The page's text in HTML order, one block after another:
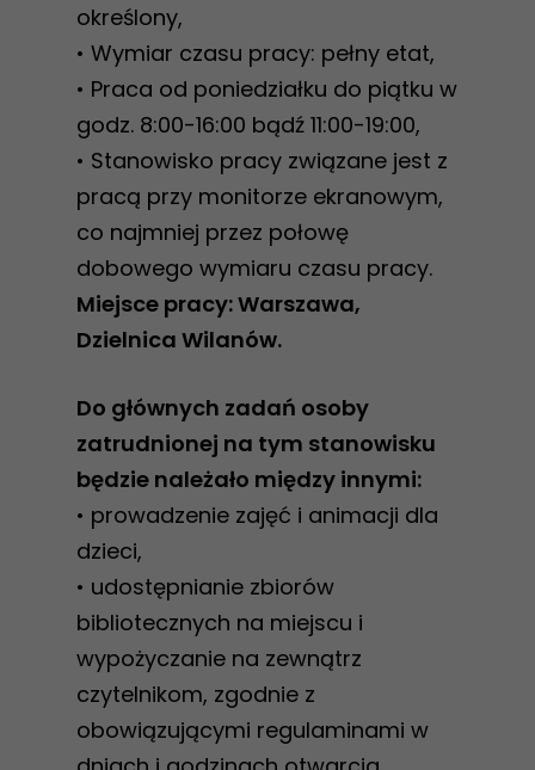
określony,
• Wymiar czasu pracy: pełny etat,
• Praca od poniedziałku do piątku w
godz. 8:00-16:00 bądź 11:00-19:00,
• Stanowisko pracy związane jest z
pracą przy monitorze ekranowym,
co najmniej przez połowę
dobowego wymiaru czasu pracy.
Miejsce pracy: Warszawa,
Dzielnica Wilanów.
Do głównych zadań osoby
zatrudnionej na tym stanowisku
będzie należało między innymi:
• prowadzenie zajęć i animacji dla
dzieci,
• udostępnianie zbiorów
bibliotecznych na miejscu i
wypożyczanie na zewnątrz
czytelnikom, zgodnie z
obowiązującymi regulaminami w